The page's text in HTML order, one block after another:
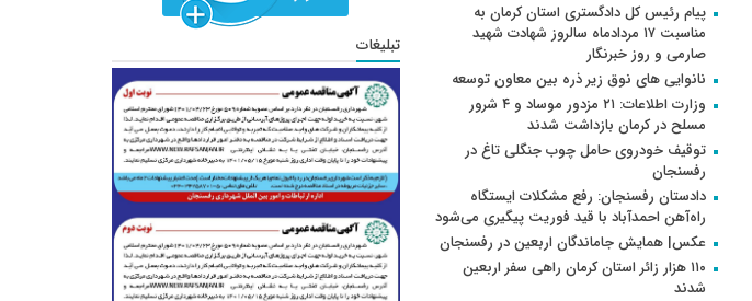
پیام رئیس کل دادگستری استان کرمان به
مناسبت ۱۷ مردادماه سالروز شهادت شهید
صارمی و روز خبرنگار
نانوایی های نوق زیر ذره بین معاون توسعه
وزارت اطلاعات: ۲۱ مزدور موساد و ۴ شرور
مسلح در کرمان بازداشت شدند
توقیف خودروی حامل چوب جنگلی تاغ در
رفسنجان
دادستان رفسنجان: رفع مشکلات ایستگاه
راه‌آهن احمدآباد با قید فوریت پیگیری می‌شود
عکس| همایش جاماندگان اربعین در رفسنجان
۱۱۰ هزار زائر استان کرمان راهی سفر اربعین
شدند
تبلیغات